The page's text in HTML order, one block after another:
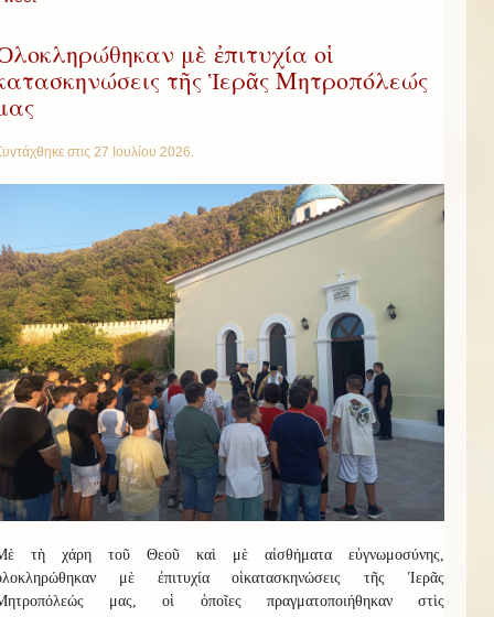
μὲ ἐπιτυχία οἱ
τῆς Ἱερᾶς Μητροπόλεώς
στις 27 Ιουλίου 2026.
τὴ χάρη τοῦ Θεοῦ καὶ μὲ αἰσθήματα εὐγνωμοσύνης,
μὲ ἐπιτυχία οἱκατασκηνώσεις
τῆς Ἱερᾶς
μας, οἱ ὁποῖες πραγματοποιήθηκαν στὶς